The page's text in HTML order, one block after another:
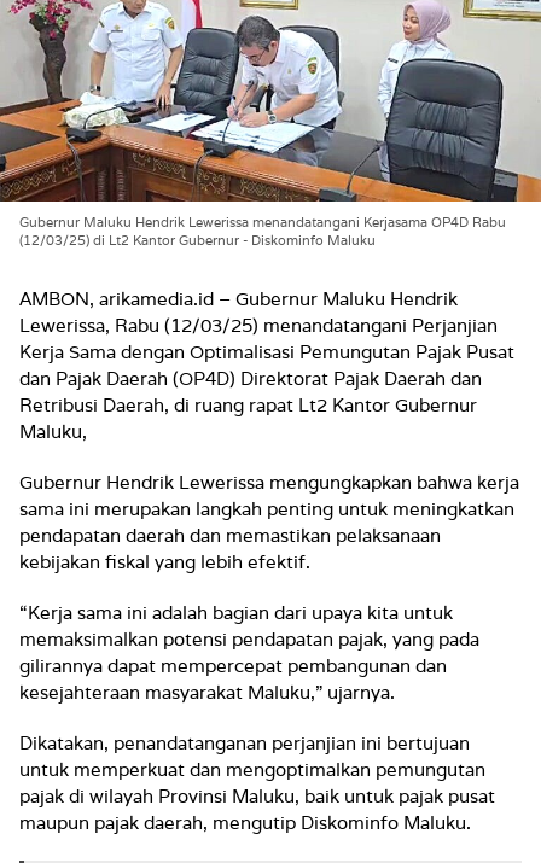
Gubernur Maluku Hendrik Lewerissa menandatangani Kerjasama OP4D Rabu
(12/03/25) di Lt2 Kantor Gubernur - Diskominfo Maluku
AMBON, arikamedia.id – Gubernur Maluku Hendrik
Lewerissa, Rabu (12/03/25) menandatangani Perjanjian
Kerja Sama dengan Optimalisasi Pemungutan Pajak Pusat
dan Pajak Daerah (OP4D) Direktorat Pajak Daerah dan
Retribusi Daerah, di ruang rapat Lt2 Kantor Gubernur
Maluku,
Gubernur Hendrik Lewerissa mengungkapkan bahwa kerja
sama ini merupakan langkah penting untuk meningkatkan
pendapatan daerah dan memastikan pelaksanaan
kebijakan fiskal yang lebih efektif.
“Kerja sama ini adalah bagian dari upaya kita untuk
memaksimalkan potensi pendapatan pajak, yang pada
gilirannya dapat mempercepat pembangunan dan
kesejahteraan masyarakat Maluku,” ujarnya.
Dikatakan, penandatanganan perjanjian ini bertujuan
untuk memperkuat dan mengoptimalkan pemungutan
pajak di wilayah Provinsi Maluku, baik untuk pajak pusat
maupun pajak daerah, mengutip Diskominfo Maluku.